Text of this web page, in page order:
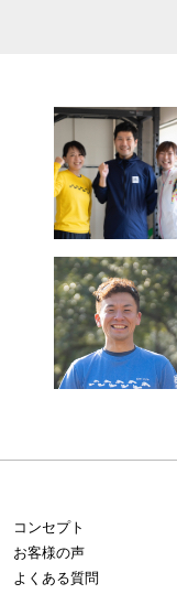
コンセプト
お客様の声
よくある質問